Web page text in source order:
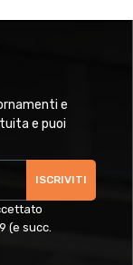
e
e puoi
ISCRIVITI
(e succ.